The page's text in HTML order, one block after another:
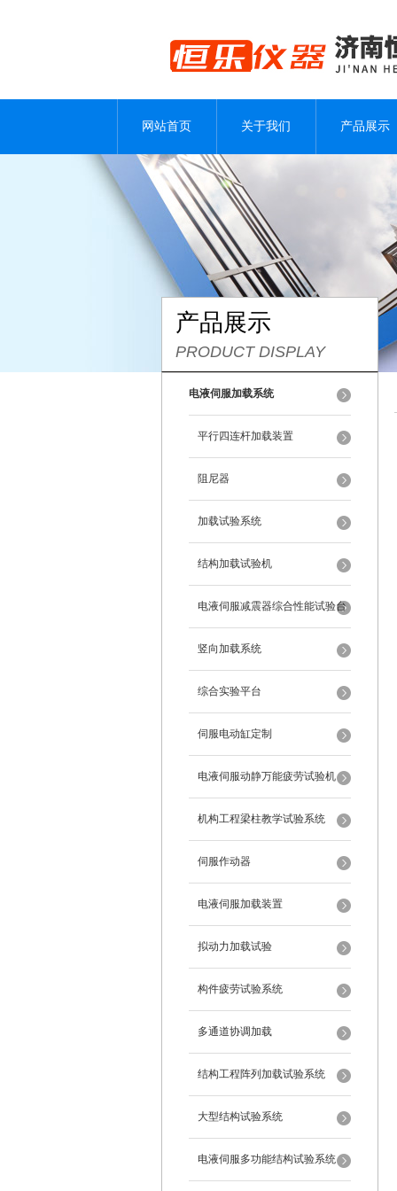
网站首页 关于我们 产品展示
产品展示
PRODUCT DISPLAY
电液伺服加载系统
平行四连杆加载装置
阻尼器
加载试验系统
结构加载试验机
电液伺服减震器综合性能试验台
竖向加载系统
综合实验平台
伺服电动缸定制
电液伺服动静万能疲劳试验机
机构工程梁柱教学试验系统
伺服作动器
电液伺服加载装置
拟动力加载试验
构件疲劳试验系统
多通道协调加载
结构工程阵列加载试验系统
大型结构试验系统
电液伺服多功能结构试验系统